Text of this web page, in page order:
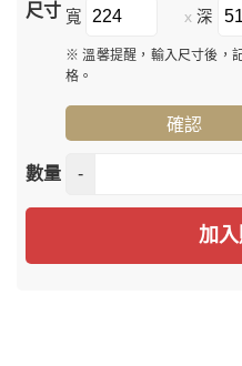
尺寸 寬 x 深
※ 溫馨提醒，輸入尺寸後，
格。
確認
數量 -
加